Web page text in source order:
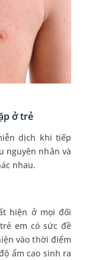
ở trẻ
dịch khi tiếp
nguyên nhân và
nhau.
hiện ở mọi đối
em có sức đề
vào thời điểm
ẩm cao sinh ra